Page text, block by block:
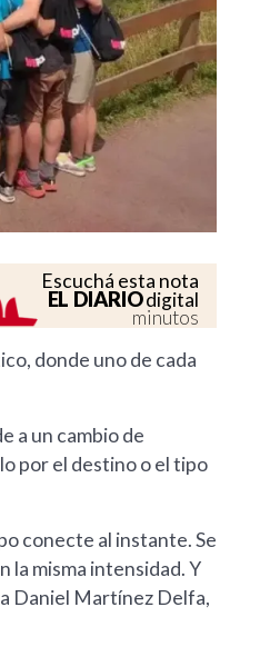
Escuchá esta nota
EL DIARIOdigital
minutos
donde uno de cada
a un cambio de
por el destino o el tipo
conecte al instante. Se
la misma intensidad. Y
Daniel Martínez Delfa,